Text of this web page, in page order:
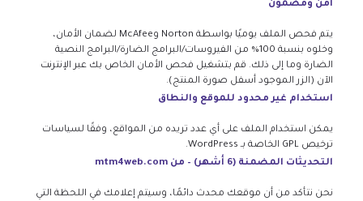
آمن ومضمون
يتم فحص الملف يوميًا بواسطة Norton وMcAfee لضمان الأمان،
وخلوه بنسبة 100% من الفيروسات/البرامج الضارة/البرامج النصية
الضارة وما إلى ذلك. قم بتشغيل فحص الأمان الخاص بك عبر الإنترنت
الآن (الزر الموجود أسفل صورة المنتج).
استخدام غير محدود للموقع والنطاق
يمكن استخدام الملف على أي عدد تريده من المواقع، وفقًا لسياسات
ترخيص GPL الخاصة بـ WordPress.
التحديثات المضمنة (6 أشهر) – من mtm4web.com
نحن نتأكد من أن موقعك محدث دائمًا، وسيتم إعلامك في اللحظة التي